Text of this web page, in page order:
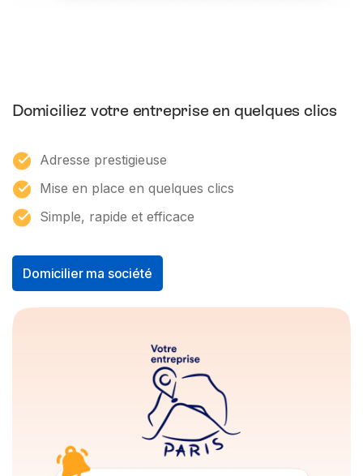
Domiciliez votre entreprise en quelques clics
Adresse prestigieuse
Mise en place en quelques clics
Simple, rapide et efficace
Domicilier ma société